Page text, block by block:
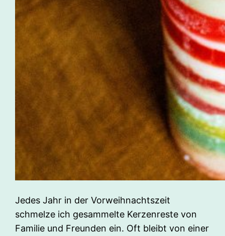
Jedes Jahr in der Vorweihnachtszeit
schmelze ich gesammelte Kerzenreste von
Familie und Freunden ein. Oft bleibt von einer